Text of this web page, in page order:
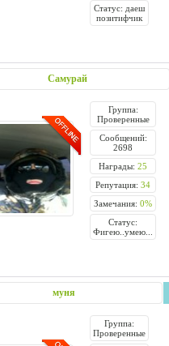
Статус: даеш
позитифчик
Самурай
Группа:
Проверенные
Сообщений:
2698
Награды: 25
Репутация: 34
Замечания: 0%
Статус:
Фигею..умею...
муня
Группа:
Проверенные